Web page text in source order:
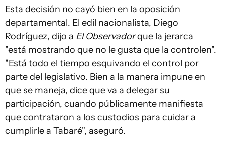
Esta decisión no cayó bien en la oposición
departamental. El edil nacionalista, Diego
Rodríguez, dijo a El Observadorque la jerarca
"está mostrando que no le gusta que la controlen".
"Está todo el tiempo esquivando el control por
parte del legislativo. Bien a la manera impune en
que se maneja, dice que va a delegar su
participación, cuando públicamente manifiesta
que contrataron a los custodios para cuidar a
cumplirle a Tabaré", aseguró.